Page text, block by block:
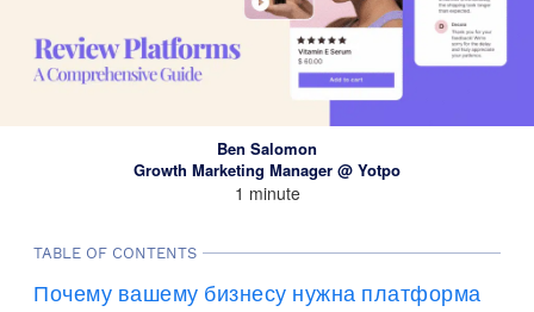
Ben Salomon
Growth Marketing Manager @ Yotpo
1 minute
TABLE OF CONTENTS
Почему вашему бизнесу нужна платформа